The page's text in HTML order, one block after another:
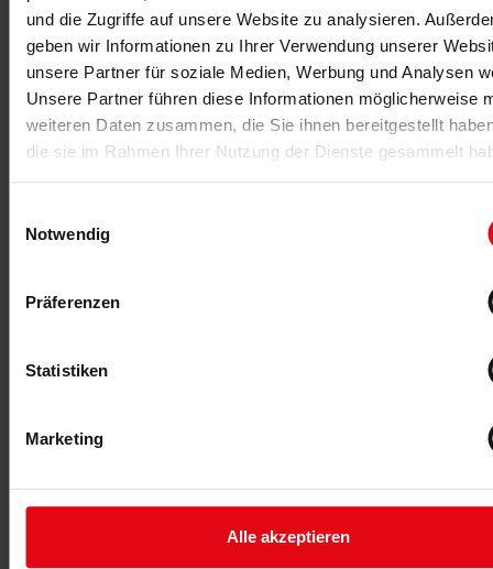
und die Zugriffe auf unsere Website zu analysieren.
geben wir Informationen zu Ihrer Verwendung unserer
unsere Partner für soziale Medien, Werbung und Analysen
Unsere Partner führen diese Informationen möglicherweise
weiteren Daten zusammen, die Sie ihnen bereitgestellt
die sie im Rahmen Ihrer Nutzung der Dienste gesammelt
Notwendig
Präferenzen
Statistiken
Marketing
Alle akzeptieren
21.01.2026
Steve Reeves – der Einzigartige
Albert Busek würdigt den Ausnahmeathleten Steve
Reeves, der die Entwicklung des Bodybuildings
Zweites Studio im Ohr